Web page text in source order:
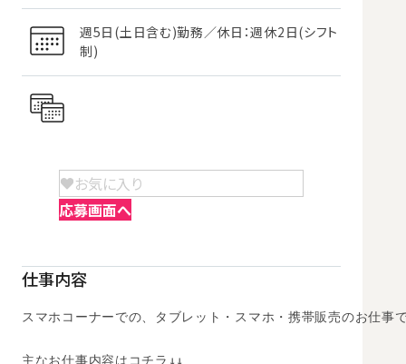
週5日(土日含む)勤務／休日：週休2日(シフト
制)
お気に入り
応募画面へ
仕事内容
スマホコーナーでの、タブレット・スマホ・携帯販売のお仕事
主なお仕事内容はコチラ↓↓